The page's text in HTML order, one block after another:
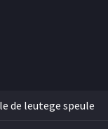
de leutege speule